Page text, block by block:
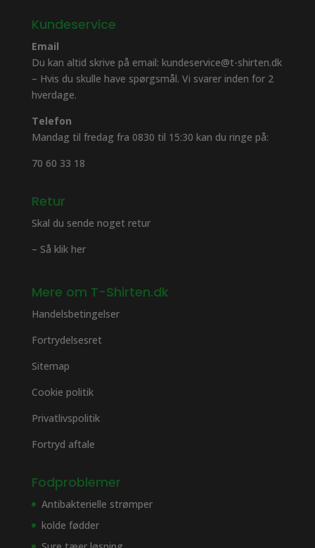
Kundeservice
Email
Du kan altid skrive på email: kundeservice@t-shirten.dk
– Hvis du skulle have spørgsmål. Vi svarer inden for 2
hverdage.
Telefon
Mandag til fredag fra 0830 til 15:30 kan du ringe på:
70 60 33 18
Retur
Skal du sende noget retur
– Så klik her
Mere om T-Shirten.dk
Handelsbetingelser
Fortrydelsesret
Sitemap
Cookie politik
Privatlivspolitik
Fortryd aftale
Fodproblemer
Antibakterielle strømper
kolde fødder